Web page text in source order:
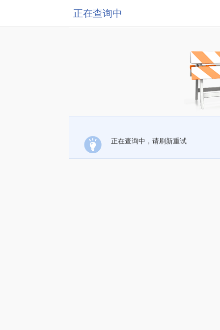
正在查询中
正在查询中，请刷新重试